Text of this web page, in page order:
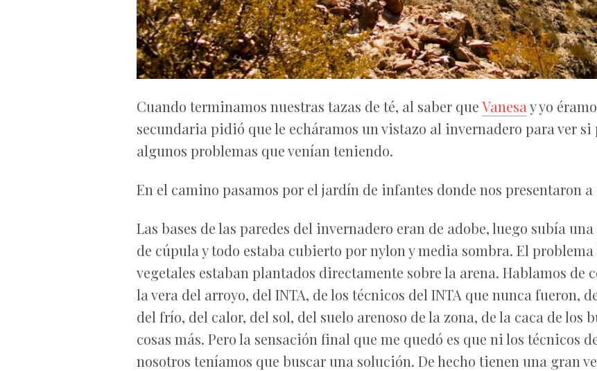
Cuando terminamos nuestras tazas de té, al saber queVanesa y yo
secundaria pidió que le echáramos un vistazo al invernadero para ver
algunos problemas que venían teniendo.
En el camino pasamos por el jardín de infantes donde nos presentaron
Las bases de las paredes del invernadero eran de adobe, luego subía
de cúpula y todo estaba cubierto por nylon y media sombra. El
vegetales estaban plantados directamente sobre la arena. Hablamos de
la vera del arroyo, del INTA, de los técnicos del INTA que nunca fueron,
del frío, del calor, del sol, del suelo arenoso de la zona, de la caca de los
cosas más. Pero la sensación final que me quedó es que ni los técnicos
nosotros teníamos que buscar una solución. De hecho tienen una gran